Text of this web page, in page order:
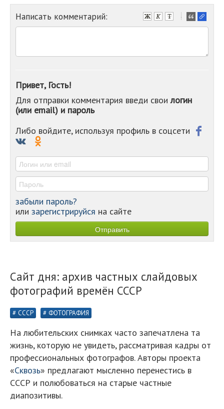
Написать комментарий:
-
-
-
-
-
Привет, Гость!
Для отправки комментария введи своилогин
(или email) и пароль
Либо войдите, используя профиль в соцсети
забыли пароль?
или зарегистрируйся на сайте
Сайт дня: архив частных слайдовых
фотографий времён СССР
СССР ФОТОГРАФИЯ
На любительских снимках часто запечатлена та
жизнь, которую не увидеть, рассматривая кадры от
профессиональных фотографов. Авторы проекта
«Сквозь» предлагают мысленно перенестись в
СССР и полюбоваться на старые частные
диапозитивы.